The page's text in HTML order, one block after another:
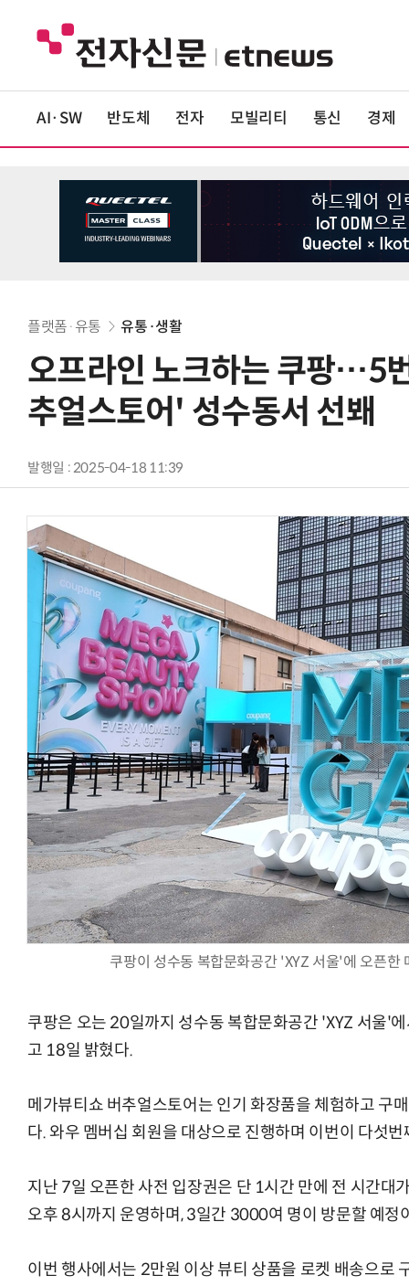
AI·SW 반도체 전자 모빌리티 통신 경제
플랫폼·유통 유통·생활
오프라인 노크하는 쿠팡…5
추얼스토어' 성수동서 선봬
발행일 : 2025-04-18 11:39
쿠팡이 성수동 복합문화공간 'XYZ 서울'에 오픈한
쿠팡은 오는 20일까지 성수동 복합문화공간 'XYZ 서울'
고 18일 밝혔다.
메가뷰티쇼 버추얼스토어는 인기 화장품을 체험하고 구
다. 와우 멤버십 회원을 대상으로 진행하며 이번이 다섯번
지난 7일 오픈한 사전 입장권은 단 1시간 만에 전 시간대
오후 8시까지 운영하며, 3일간 3000여 명이 방문할 예정
이번 행사에서는 2만원 이상 뷰티 상품을 로켓 배송으로
AI Native Enterprise를 지원하는 AI Ready Data